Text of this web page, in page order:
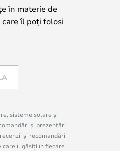
în materie de
îl poți folosi
sisteme solare și
și prezentări
și recomandări
care îl găsiți în fiecare